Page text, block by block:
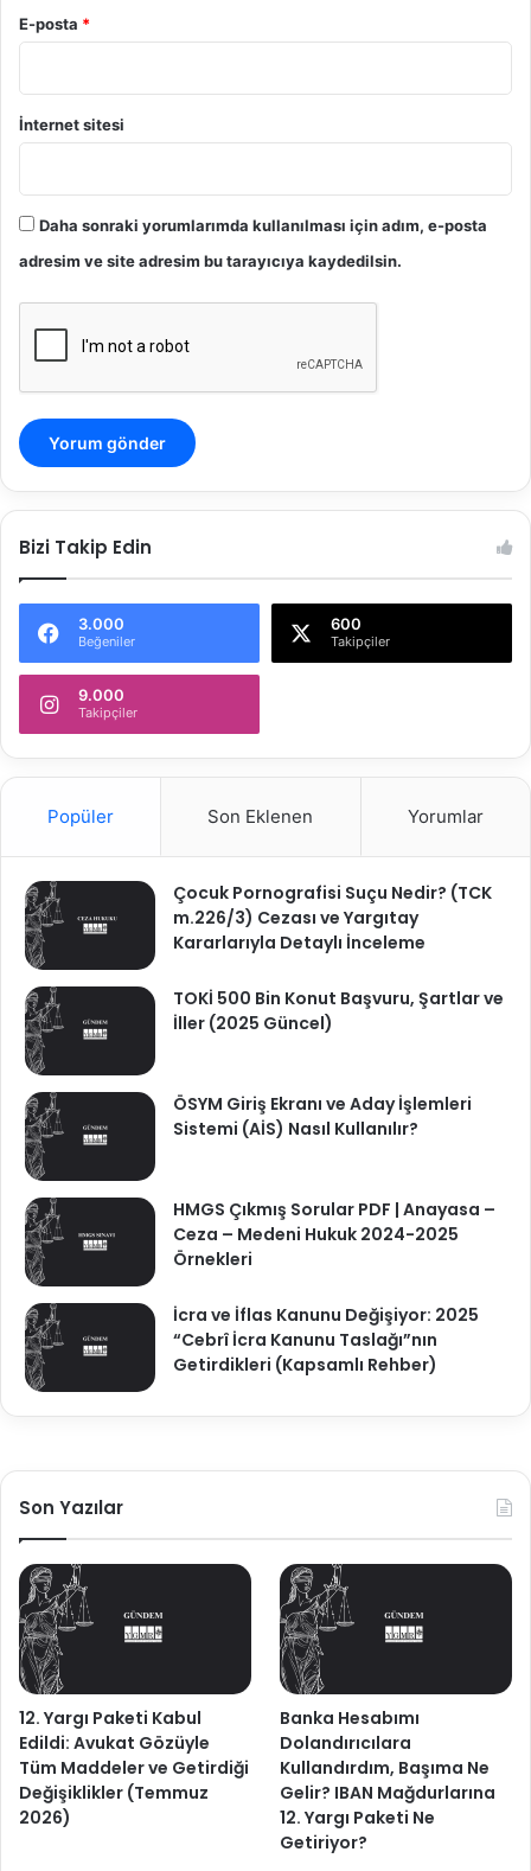
E-posta *
İnternet sitesi
Daha sonraki yorumlarımda kullanılması için adım, e-posta
adresim ve site adresim bu tarayıcıya kaydedilsin.
Bizi Takip Edin
3.000
Beğeniler
600
Takipçiler
9.000
Takipçiler
Popüler Son Eklenen Yorumlar
Çocuk Pornografisi Suçu Nedir? (TCK
m.226/3) Cezası ve Yargıtay
Kararlarıyla Detaylı İnceleme
TOKİ 500 Bin Konut Başvuru, Şartlar ve
İller (2025 Güncel)
ÖSYM Giriş Ekranı ve Aday İşlemleri
Sistemi (AİS) Nasıl Kullanılır?
HMGS Çıkmış Sorular PDF | Anayasa –
Ceza – Medeni Hukuk 2024-2025
Örnekleri
İcra ve İflas Kanunu Değişiyor: 2025
“Cebrî İcra Kanunu Taslağı”nın
Getirdikleri (Kapsamlı Rehber)
Son Yazılar
12. Yargı Paketi Kabul
Edildi: Avukat Gözüyle
Tüm Maddeler ve Getirdiği
Değişiklikler (Temmuz
2026)
Banka Hesabımı
Dolandırıcılara
Kullandırdım, Başıma Ne
Gelir? IBAN Mağdurlarına
12. Yargı Paketi Ne
Getiriyor?